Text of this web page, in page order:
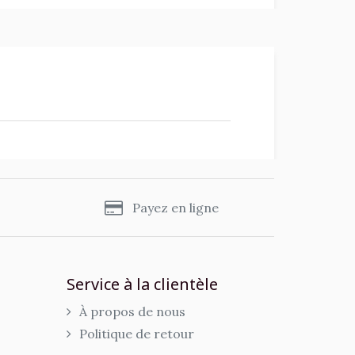
Payez en ligne
Service à la clientèle
À propos de nous
Politique de retour